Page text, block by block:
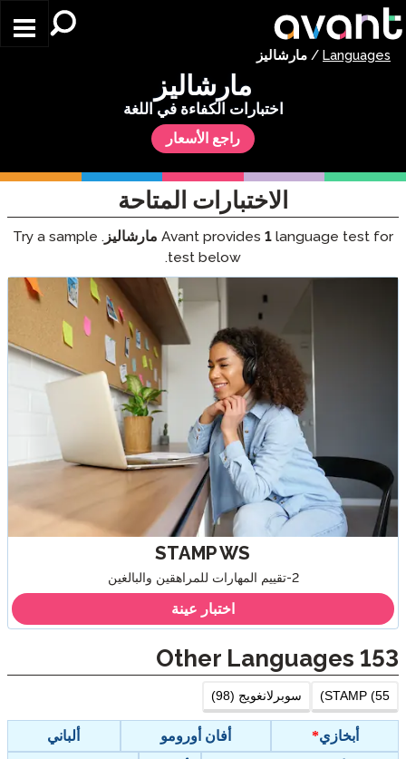
Skip to main content
Languages
/ مارشاليز
مارشاليز
اختبارات الكفاءة في اللغة
راجع الأسعار
الاختبارات المتاحة
Avant provides 1 language test for مارشاليز
. Try a sample
test below.
STAMP WS
2-تقييم المهارات للمراهقين والبالغين
اختبار عينة
153
STAMP (55) سوبرلانغويج (98)
أبخازي أفان أورومو
ألباني